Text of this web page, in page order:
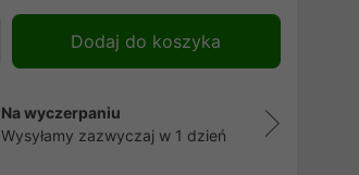
Dodaj do koszyka
Na wyczerpaniu
Wysyłamy zazwyczaj w 1 dzień